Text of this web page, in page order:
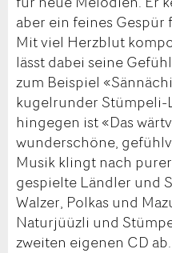
aber ein feines
Mit viel Herzblut
lässt dabei seine
zum Beispiel
kugelrunder Stümpeli-
hingegen ist «Das
wunderschöne,
Musik klingt nach
gespielte Ländler und
Walzer, Polkas und
Naturjüüzli und
zweiten eigenen CD ab.